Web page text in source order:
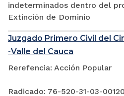
indeterminados dentro del
Extinción de Dominio
Juzgado Primero Civil del
-Valle del Cauca
Rerefencia: Acción Popular
Radicado: 76-520-31-03-